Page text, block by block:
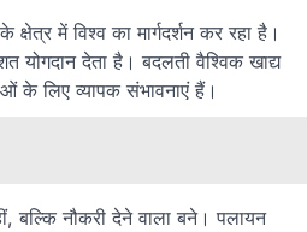
में विश्व का मार्गदर्शन कर रहा है।
देता है। बदलती वैश्विक खाद्य
के लिए व्यापक संभावनाएं हैं।
बल्कि नौकरी देने वाला बने। पलायन